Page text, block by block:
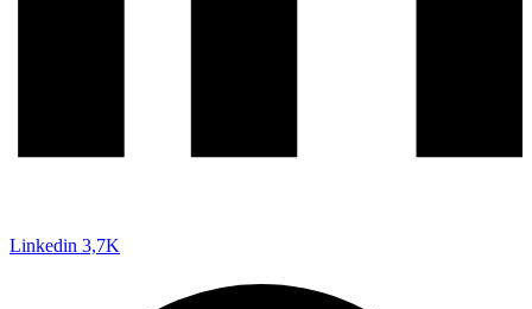
Linkedin 3,7K